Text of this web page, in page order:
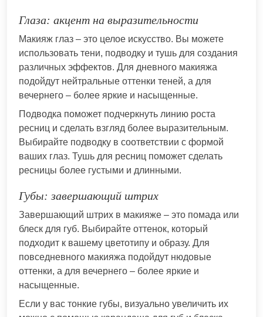
Глаза: акцент на выразительности
Макияж глаз – это целое искусство. Вы можете
использовать тени, подводку и тушь для создания
различных эффектов. Для дневного макияжа
подойдут нейтральные оттенки теней, а для
вечернего – более яркие и насыщенные.
Подводка поможет подчеркнуть линию роста
ресниц и сделать взгляд более выразительным.
Выбирайте подводку в соответствии с формой
ваших глаз. Тушь для ресниц поможет сделать
ресницы более густыми и длинными.
Губы: завершающий штрих
Завершающий штрих в макияже – это помада или
блеск для губ. Выбирайте оттенок, который
подходит к вашему цветотипу и образу. Для
повседневного макияжа подойдут нюдовые
оттенки, а для вечернего – более яркие и
насыщенные.
Если у вас тонкие губы, визуально увеличить их